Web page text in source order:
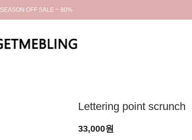
SEASON OFF SALE ~ 80%
Lettering point scrunch
33,000원